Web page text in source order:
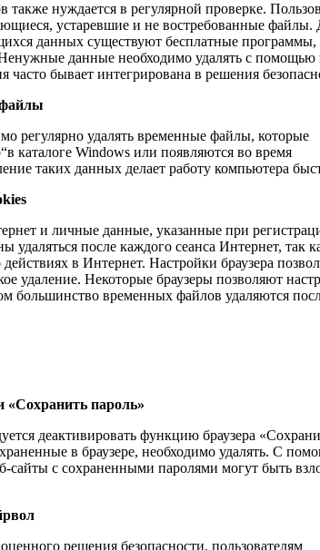
также нуждается в регулярной проверке.
устаревшие и не востребованные файлы.
данных существуют бесплатные
данные необходимо удалять с помощью
часто бывает интегрирована в решения
регулярно удалять временные файлы, которые
каталоге Windows или появляются во время
таких данных делает работу компьютера
и личные данные, указанные при
удаляться после каждого сеанса Интернет, так
в Интернет. Настройки браузера
удаление. Некоторые браузеры позволяют
большинство временных файлов удаляются
«Сохранить пароль»
деактивировать функцию браузера
в браузере, необходимо удалять. С
сайты с сохраненными паролями могут быть
решения безопасности, пользователям